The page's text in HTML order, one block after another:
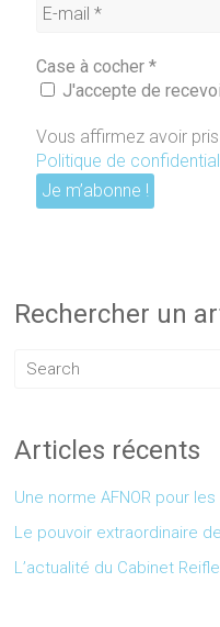
Case à cocher*
J'accepte de
Vous affirmez avoir
Politique de
Rechercher un
Articles récents
Une norme AFNOR pour
Le pouvoir extraordinaire
L’actualité du Cabinet